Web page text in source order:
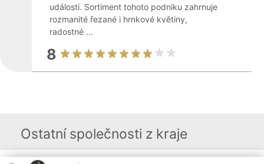
události. Sortiment tohoto podniku zahrnuje
rozmanité řezané i hrnkové květiny,
radostné ...
8
Ostatní společnosti z kraje